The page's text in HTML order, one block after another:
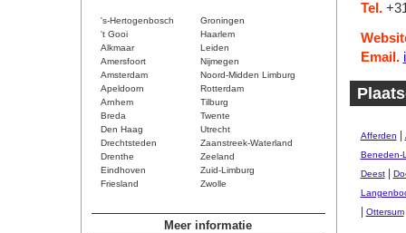
's-Hertogenbosch
Groningen
't Gooi
Haarlem
Alkmaar
Leiden
Amersfoort
Nijmegen
Amsterdam
Noord-Midden Limburg
Apeldoorn
Rotterdam
Arnhem
Tilburg
Breda
Twente
Den Haag
Utrecht
Drechtsteden
Zaanstreek-Waterland
Drenthe
Zeeland
Eindhoven
Zuid-Limburg
Friesland
Zwolle
Meer informatie
Tel.
Email.
Afferden
Beneden-
Deest|
Ottersum